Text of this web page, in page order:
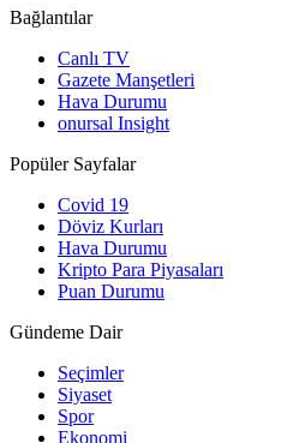
Bağlantılar
Canlı TV
Gazete Manşetleri
Hava Durumu
onursal Insight
Popüler Sayfalar
Covid 19
Döviz Kurları
Hava Durumu
Kripto Para Piyasaları
Puan Durumu
Gündeme Dair
Seçimler
Siyaset
Spor
Ekonomi